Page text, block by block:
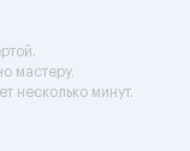
мастеру.
несколько минут.